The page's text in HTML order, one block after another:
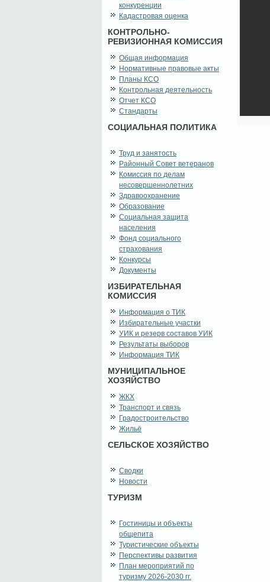
конкуренции
Кадастровая оценка
КОНТРОЛЬНО-
РЕВИЗИОННАЯ КОМИССИЯ
Общая информация
Нормативные правовые акты
Планы КСО
Контрольная деятельность
Отчет КСО
Стандарты
СОЦИАЛЬНАЯ ПОЛИТИКА
Труд и занятость
Районный Совет ветеранов
Комиссия по делам
несовершеннолетних
Здравоохранение
Образование
Социальная защита
населения
Фонд социального
страхования
Конкурсы
Документы
ИЗБИРАТЕЛЬНАЯ
КОМИССИЯ
Информация о ТИК
Избирательные участки
УИК и резерв составов УИК
Результаты выборов
Информация ТИК
МУНИЦИПАЛЬНОЕ
ХОЗЯЙСТВО
ЖКХ
Транспорт и связь
Градостроительство
Жильё
СЕЛЬСКОЕ ХОЗЯЙСТВО
Сводки
Новости
ТУРИЗМ
Гостиницы и объекты
общепита
Туристические объекты
Перспективы развития
План мероприятий по
туризму 2026-2030 гг.